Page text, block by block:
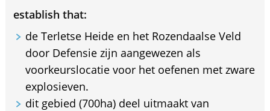
establish that:
de Terletse Heide en het Rozendaalse Veld
door Defensie zijn aangewezen als
voorkeurslocatie voor het oefenen met zware
explosieven.
dit gebied (700ha) deel uitmaakt van